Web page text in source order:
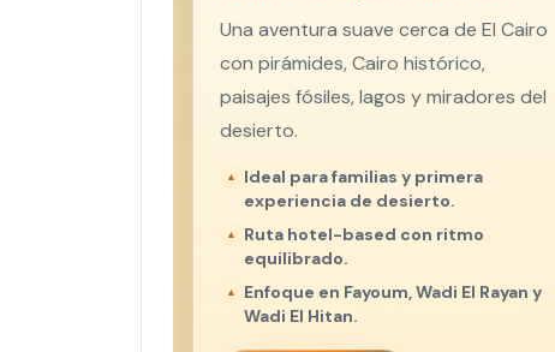
Una aventura suave cerca de El Cairo
con pirámides, Cairo histórico,
paisajes fósiles, lagos y miradores del
desierto.
Ideal para familias y primera
experiencia de desierto.
Ruta hotel-based con ritmo
equilibrado.
Enfoque en Fayoum, Wadi El Rayan y
Wadi El Hitan.